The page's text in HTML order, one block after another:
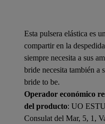
Esta pulsera elástica es
compartir en la
siempre necesita a sus
bride necesita también a
bride to be.
Operador económico
del producto: UO
Consulat del Mar, 5, 1,